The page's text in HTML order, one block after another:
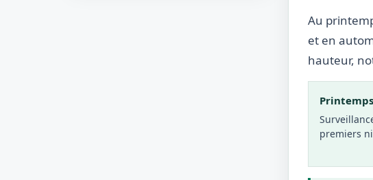
Au
et en
hauteur,
Printemps
premiers